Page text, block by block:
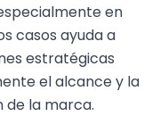
en
casos ayuda a
estratégicas
el alcance y la
de la marca.